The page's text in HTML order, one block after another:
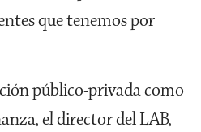
que tenemos por
público-privada como
el director del LAB,